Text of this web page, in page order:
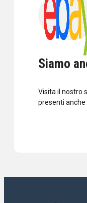
Siamo
Visita il nostro
presenti anche